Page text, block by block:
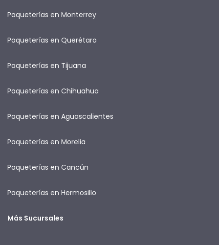
Paqueterías en Monterrey
Paqueterías en Querétaro
Paqueterías en Tijuana
Paqueterías en Chihuahua
Paqueterías en Aguascalientes
Paqueterías en Morelia
Paqueterías en Cancún
Paqueterías en Hermosillo
Más Sucursales